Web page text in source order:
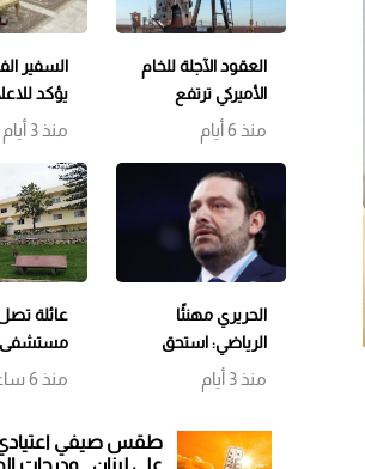
العقود الآجلة للخام
الأميركي ترتفع
منذ 6 أيام
السفير
يؤكد
بسيادة
ورفض
منذ 3 أيام
الحريري مهنئًا
الرياضي: استحق
البطولة عن جدارة…
وحظًا أوفر للحكمة
منذ 3 أيام
عائلة
مستشفى
بحالة
الوالد
منذ 6 ساعات
طقس صيفي
على لبنان… ودرجات